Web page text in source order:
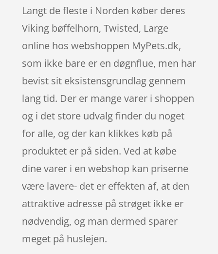
Langt de fleste i Norden køber deres
Viking bøffelhorn, Twisted, Large
online hos webshoppen MyPets.dk,
som ikke bare er en døgnflue, men har
bevist sit eksistensgrundlag gennem
lang tid. Der er mange varer i shoppen
og i det store udvalg finder du noget
for alle, og der kan klikkes køb på
produktet er på siden. Ved at købe
dine varer i en webshop kan priserne
være lavere- det er effekten af, at den
attraktive adresse på strøget ikke er
nødvendig, og man dermed sparer
meget på huslejen.